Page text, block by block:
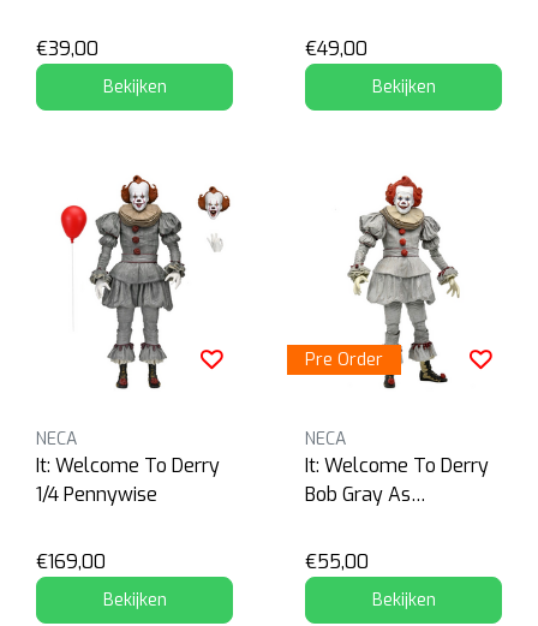
€39,00
Bekijken
€49,00
Bekijken
NECA
It: Welcome To Derry
1/4 Pennywise
€169,00
Bekijken
Pre Order
NECA
It: Welcome To Derry
Bob Gray As
€55,00
Bekijken